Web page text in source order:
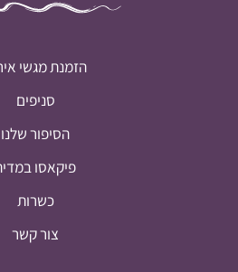
הזמנת מגשי
סניפים
הסיפור שלנו
פיקאסו
כשרות
צור קשר